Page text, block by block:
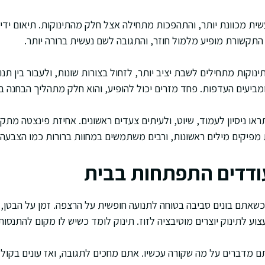
6 תנועה נעשית מכוונת יותר, והתהפכות מתחילה אצל חלק מהתינוקות.
מופיע מלמול חוזר, והתגובה לשם נעשית ברורה יותר.
9 רבים מהתינוקות מתחילים לשבת יציב יותר, לזחול בצורות שונות, ולעבור
העדפות. פחד מזרים יכול להופיע, והוא חלק מתהליך הבחנה
10 עד 12 אתם תראו ניסיון לעמוד, שיוט, ולעיתים צעדים ראשונים. אחיזת
מילים ראשונות, ורבים משתמשים במחוות ברורות כמו הצבעה
התפתחות בבית
בונים סביבה בטוחה לתנועה חופשית על הרצפה. זמן על
לתינוק יוצרים מוטיבציה לזוז. תינוק לומד כשיש לו מקום
על מה שקורה עכשיו. אתם מחכים לתגובה, ואז עונים בקול